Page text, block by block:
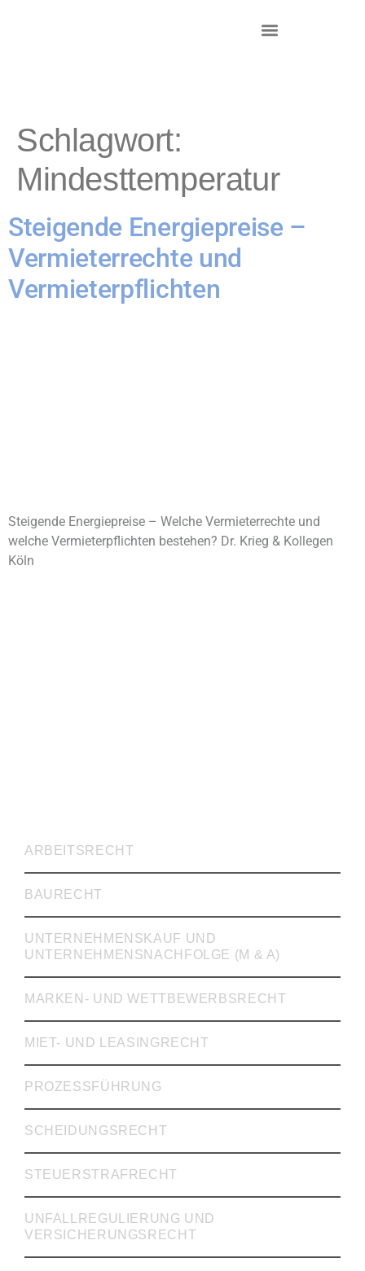
Schlagwort:
Mindesttemperatur
Steigende Energiepreise –
Vermieterrechte und
Vermieterpflichten
Steigende Energiepreise – Welche Vermieterrechte und
welche Vermieterpflichten bestehen? Dr. Krieg & Kollegen
Köln
ARBEITSRECHT
BAURECHT
UNTERNEHMENSKAUF UND
UNTERNEHMENSNACHFOLGE (M & A)
MARKEN- UND WETTBEWERBSRECHT
MIET- UND LEASINGRECHT
PROZESSFÜHRUNG
SCHEIDUNGSRECHT
STEUERSTRAFRECHT
UNFALLREGULIERUNG UND
VERSICHERUNGSRECHT